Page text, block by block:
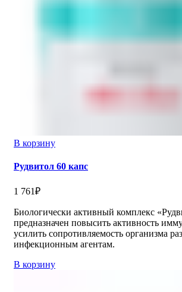
В корзину
Рудвитол 60 капс
1 761₽
Биологически активный комплекс
предназначен повысить активность
усилить сопротивляемость организма
инфекционным агентам.
В корзину